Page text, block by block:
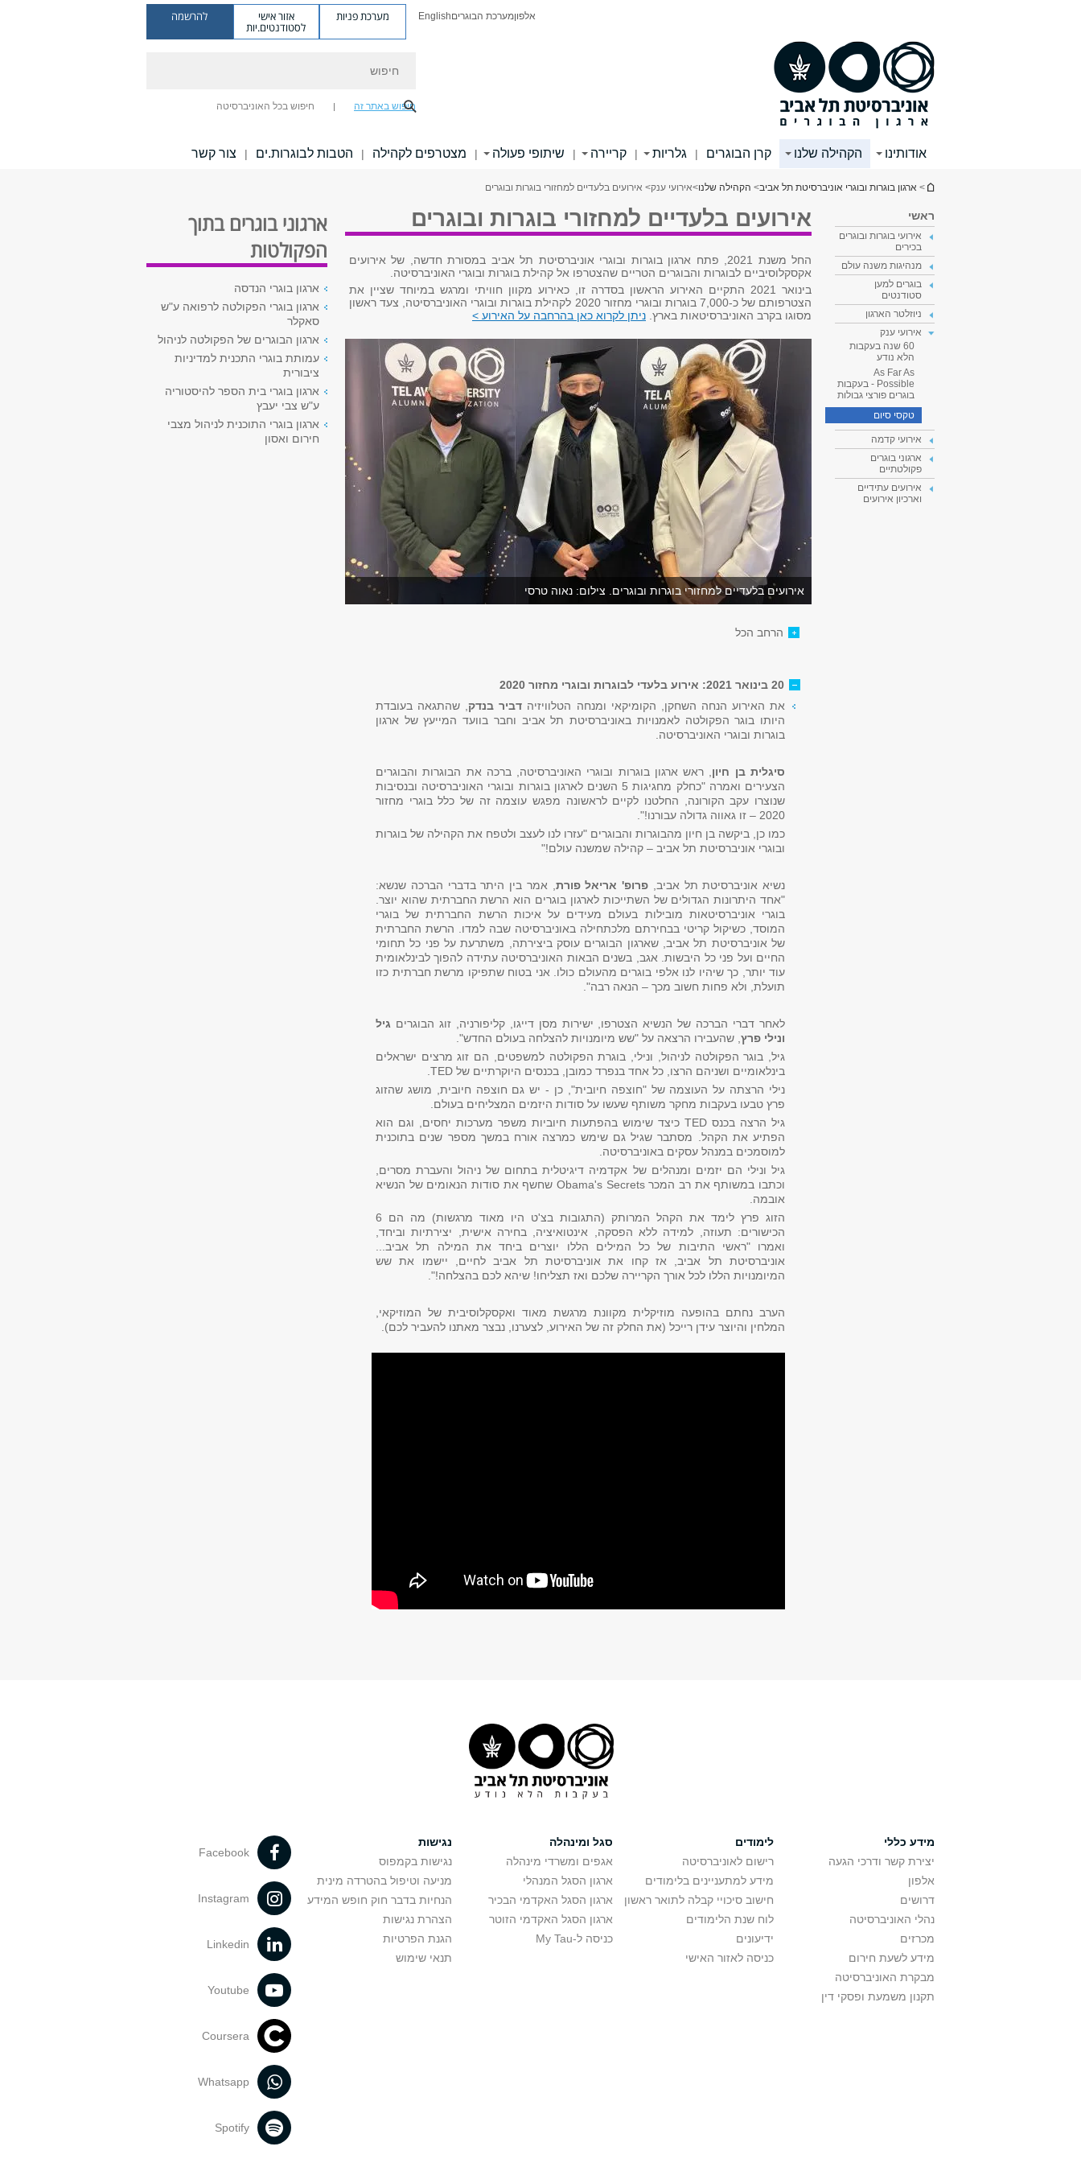
אלפוןמערכת הבוגריםEnglish מערכת פניות אזור אישי
לסטודנטים.יות
להרשמה
חיפוש באתר זה חיפוש בכל האוניברסיטה
אודותינו הקהילה שלנו קרן הבוגרים | גלריות | קריירה | שיתופי פעולה | מצטרפים לקהילה | הטבות לבוגרות.ים | צור קשר
הינך נמצא כאן
> ארגון בוגרות ובוגרי אוניברסיטת תל אביב> הקהילה שלנו>אירועי ענק> אירועים בלעדיים למחזורי בוגרות ובוגרים
ראשי
אירועי בוגרות ובוגרים
בכירים
מנהיגות משנה עולם
בוגרים למען
סטודנטים
ניוזלטר הארגון
אירועי ענק
60 שנה בעקבות
הלא נודע
As Far As
Possible - בעקבות
בוגרים פורצי גבולות
טקסי סיום
אירועי קדמה
ארגוני בוגרים
פקולטתיים
אירועים עתידיים
וארכיון אירועים
אירועים בלעדיים למחזורי בוגרות ובוגרים
החל משנת 2021, פתח ארגון בוגרות ובוגרי אוניברסיטת תל אביב במסורת חדשה, של אירועים
אקסקלוסיביים לבוגרות והבוגרים הטריים שהצטרפו אל קהילת בוגרות ובוגרי האוניברסיטה.
בינואר 2021 התקיים האירוע הראשון בסדרה זו, כאירוע מקוון חוויתי ומרגש במיוחד שציין את
הצטרפותם של כ-7,000 בוגרות ובוגרי מחזור 2020 לקהילת בוגרות ובוגרי האוניברסיטה, צעד ראשון
מסוגו בקרב האוניברסיטאות בארץ. ניתן לקרוא כאן בהרחבה על האירוע >
אירועים בלעדיים למחזורי בוגרות ובוגרים. צילום: נאוה טרסי
הרחב הכל
20 בינואר 2021: אירוע בלעדי לבוגרות ובוגרי מחזור 2020
את האירוע הנחה השחקן, הקומיקאי ומנחה הטלוויזיה דביר בנדק , שהתגאה בעובדת
היותו בוגר הפקולטה לאמנויות באוניברסיטת תל אביב וחבר בוועד המייעץ של ארגון
בוגרות ובוגרי האוניברסיטה.
סיגלית בן חיון , ראש ארגון בוגרות ובוגרי האוניברסיטה, ברכה את הבוגרות והבוגרים
הצעירים ואמרה "כחלק מחגיגות 5 השנים לארגון בוגרות ובוגרי האוניברסיטה ובנסיבות
שנוצרו עקב הקורונה, החלטנו לקיים לראשונה מפגש עוצמה זה של כלל בוגרי מחזור
2020 – זו גאווה גדולה עבורנו!".
כמו כן, ביקשה בן חיון מהבוגרות והבוגרים "עזרו לנו לעצב ולטפח את הקהילה של בוגרות
ובוגרי אוניברסיטת תל אביב – קהילה שמשנה עולם!"
נשיא אוניברסיטת תל אביב, פרופ' אריאל פורת , אמר בין היתר בדברי הברכה שנשא:
"אחד היתרונות הגדולים של השתייכות לארגון בוגרים הוא הרשת החברתית שהוא יוצר.
בוגרי אוניברסיטאות מובילות בעולם מעידים על איכות הרשת החברתית של בוגרי
המוסד, כשיקול קריטי בבחירתם מלכתחילה באוניברסיטה שבה למדו. הרשת החברתית
של אוניברסיטת תל אביב, שארגון הבוגרים עוסק ביצירתה, משתרעת על פני כל תחומי
החיים ועל פני כל היבשות. אגב, בשנים הבאות האוניברסיטה עתידה להפוך לבינלאומית
עוד יותר, כך שיהיו לנו אלפי בוגרים מהעולם כולו. אני בטוח שתפיקו מרשת חברתית כזו
תועלת, ולא פחות חשוב מכך – הנאה רבה".
לאחר דברי הברכה של הנשיא הצטרפו, ישירות מסן דייגו, קליפורניה, זוג הבוגרים גיל
ונילי פרץ , שהעבירו הרצאה על "שש מיומנויות להצלחה בעולם החדש".
גיל, בוגר הפקולטה לניהול, ונילי, בוגרת הפקולטה למשפטים, הם זוג מרצים ישראלים
בינלאומיים ושניהם הרצו, כל אחד בנפרד כמובן, בכנסים היוקרתיים של TED.
נילי הרצתה על העוצמה של "חוצפה חיובית", כן - יש גם חוצפה חיובית, מושג שהזוג
פרץ טבעו בעקבות מחקר משותף שעשו על סודות היזמים המצליחים בעולם.
גיל הרצה בכנס TED כיצד שימוש בהפתעות חיוביות משפר מערכות יחסים, וגם הוא
הפתיע את הקהל. מסתבר שגיל גם שימש כמרצה אורח במשך מספר שנים בתוכנית
למוסמכים במנהל עסקים באוניברסיטה.
גיל ונילי הם יזמים ומנהלים של אקדמיה דיגיטלית בתחום של ניהול והעברת מסרים,
וכתבו במשותף את רב המכר Obama's Secrets שחשף את סודות הנאומים של הנשיא
אובמה.
הזוג פרץ לימד את הקהל המרותק (התגובות בצ'ט היו מאוד מרגשות) מה הם 6
הכישורים: תעוזה, למידה ללא הפסקה, אינטואיציה, בחירה אישית, יצירתיות וביחד,
ואמרו "ראשי התיבות של כל המילים הללו יוצרים ביחד את המילה תל אביב...
אוניברסיטת תל אביב, אז קחו את אוניברסיטת תל אביב לחיים, יישמו את שש
המיומנויות הללו לכל אורך הקריירה שלכם ואז תצליחו! שיהא לכם בהצלחה!".
הערב נחתם בהופעה מוזיקלית מקוונת מרגשת מאוד ואקסקלוסיבית של המוזיקאי,
המלחין והיוצר עידן רייכל (את החלק זה של האירוע, לצערנו, נבצר מאתנו להעביר לכם).
ארגוני בוגרים בתוך
הפקולטות
ארגון בוגרי הנדסה
ארגון בוגרי הפקולטה לרפואה ע"ש
סאקלר
ארגון הבוגרים של הפקולטה לניהול
עמותת בוגרי התכנית למדיניות
ציבורית
ארגון בוגרי בית הספר להיסטוריה
ע"ש צבי יעבץ
ארגון בוגרי התוכנית לניהול מצבי
חירום ואסון
מידע כללי
יצירת קשר ודרכי הגעה
אלפון
דרושים
נהלי האוניברסיטה
מכרזים
מידע לשעת חירום
מבקרת האוניברסיטה
תקנון משמעת ופסקי דין
לימודים
רישום לאוניברסיטה
מידע למתעניינים בלימודים
חישוב סיכויי קבלה לתואר ראשון
לוח שנת הלימודים
ידיעונים
כניסה לאזור האישי
סגל ומינהלה
אגפים ומשרדי מינהלה
ארגון הסגל המנהלי
ארגון הסגל האקדמי הבכיר
ארגון הסגל האקדמי הזוטר
כניסה ל-My Tau
נגישות
נגישות בקמפוס
מניעה וטיפול בהטרדה מינית
הנחיות בדבר חוק חופש המידע
הצהרת נגישות
הגנת הפרטיות
תנאי שימוש
Facebook
Instagram
Linkedin
Youtube
Coursera
Whatsapp
Spotify